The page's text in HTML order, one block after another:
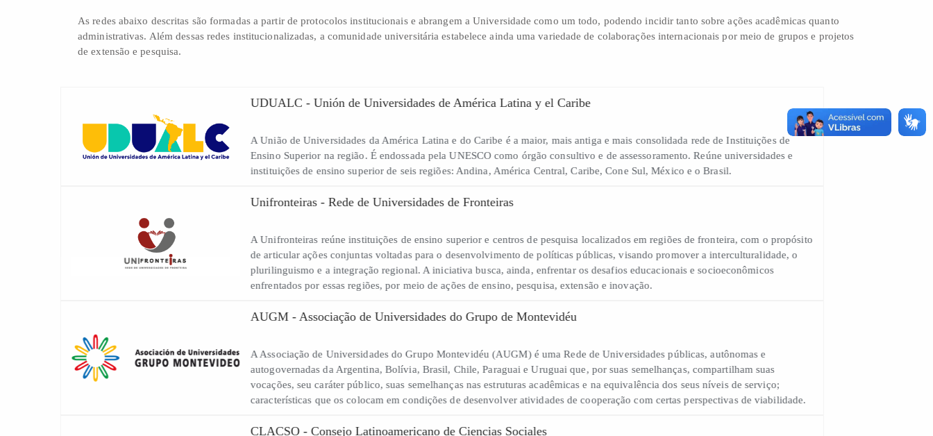
As redes abaixo descritas são formadas a partir de protocolos institucionais e abrangem a Universidade como um todo, podendo incidir tanto sobre ações acadêmicas quanto
administrativas. Além dessas redes institucionalizadas, a comunidade universitária estabelece ainda uma variedade de colaborações internacionais por meio de grupos e projetos
de extensão e pesquisa.
UDUALC - Unión de Universidades de América Latina y el Caribe
A União de Universidades da América Latina e do Caribe é a maior, mais antiga e mais consolidada rede de Instituições de
Ensino Superior na região. É endossada pela UNESCO como órgão consultivo e de assessoramento. Reúne universidades e
instituições de ensino superior de seis regiões: Andina, América Central, Caribe, Cone Sul, México e o Brasil.
Unifronteiras - Rede de Universidades de Fronteiras
A Unifronteiras reúne instituições de ensino superior e centros de pesquisa localizados em regiões de fronteira, com o propósito
de articular ações conjuntas voltadas para o desenvolvimento de políticas públicas, visando promover a interculturalidade, o
plurilinguismo e a integração regional. A iniciativa busca, ainda, enfrentar os desafios educacionais e socioeconômicos
enfrentados por essas regiões, por meio de ações de ensino, pesquisa, extensão e inovação.
AUGM - Associação de Universidades do Grupo de Montevidéu
A Associação de Universidades do Grupo Montevidéu (AUGM) é uma Rede de Universidades públicas, autônomas e
autogovernadas da Argentina, Bolívia, Brasil, Chile, Paraguai e Uruguai que, por suas semelhanças, compartilham suas
vocações, seu caráter público, suas semelhanças nas estruturas acadêmicas e na equivalência dos seus níveis de serviço;
características que os colocam em condições de desenvolver atividades de cooperação com certas perspectivas de viabilidade.
CLACSO - Consejo Latinoamericano de Ciencias Sociales